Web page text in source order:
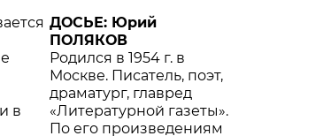
ДОСЬЕ: Юрий
ПОЛЯКОВ
Родился в 1954 г. в
Москве. Писатель, поэт,
драматург, главред
«Литературной газеты».
По его произведениям
в